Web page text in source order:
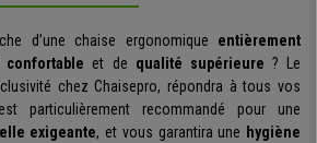
d’une chaise ergonomique entièrement
confortable et de qualité supérieure ? Le
chez Chaisepro, répondra à tous vos
particulièrement recommandé pour une
exigeante, et vous garantira une hygiène